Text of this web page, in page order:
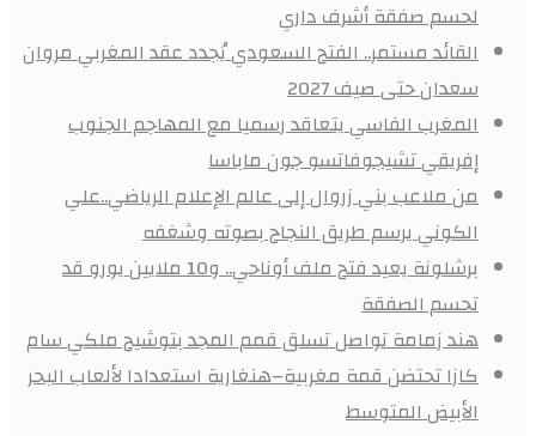
لحسم صفقة أشرف داري
القائد مستمر.. الفتح السعودي يُجدد عقد المغربي مروان
سعدان حتى صيف 2027
المغرب الفاسي يتعاقد رسميا مع المهاجم الجنوب
إفريقي تشيجوفاتسو جون ماباسا
من ملاعب بني زروال إلى عالم الإعلام الرياضي..علي
الكوني يرسم طريق النجاح بصوته وشغفه
برشلونة يعيد فتح ملف أوناحي.. و10 ملايين يورو قد
تحسم الصفقة
هند زمامة تواصل تسلق قمم المجد بتوشيح ملكي سام
كازا تحتضن قمة مغربية–هنغارية استعدادا لألعاب البحر
الأبيض المتوسط